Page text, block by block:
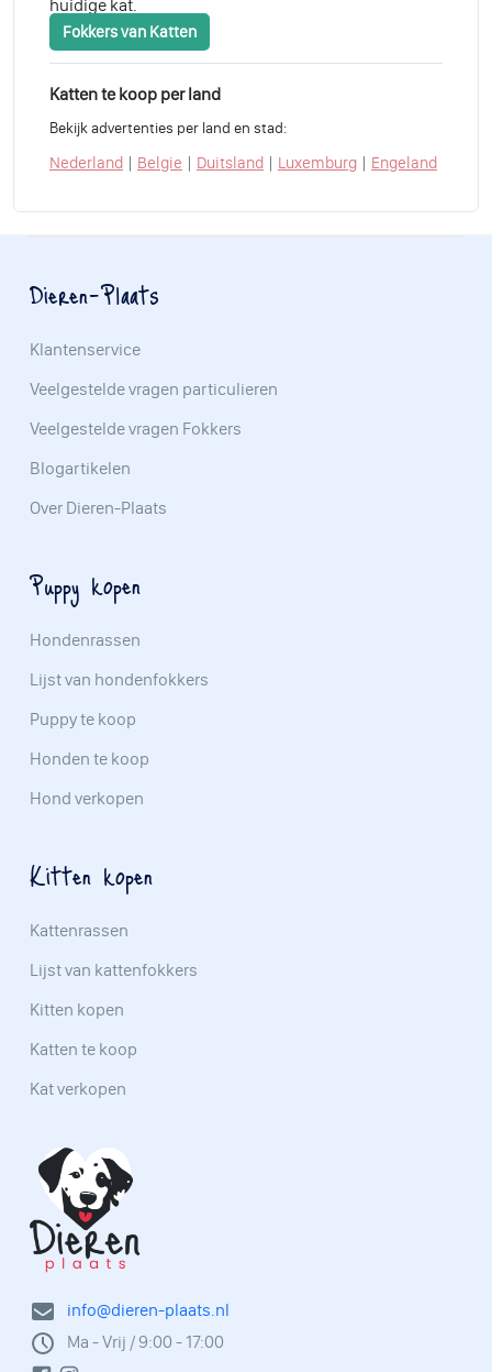
huidige kat.
Fokkers van Katten
Katten te koop per land
Bekijk advertenties per land en stad:
Nederland | Belgie | Duitsland | Luxemburg | Engeland
info@dieren-plaats.nl
Ma - Vrij / 9:00 - 17:00
Dieren-Plaats
Klantenservice
Veelgestelde vragen particulieren
Veelgestelde vragen Fokkers
Blogartikelen
Over Dieren-Plaats
Puppy kopen
Hondenrassen
Lijst van hondenfokkers
Puppy te koop
Honden te koop
Hond verkopen
Kitten kopen
Kattenrassen
Lijst van kattenfokkers
Kitten kopen
Katten te koop
Kat verkopen